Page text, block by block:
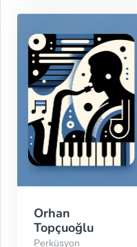
Orhan
Topçuoğlu
Perküsyon